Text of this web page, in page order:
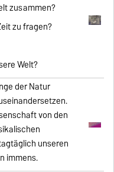
zusammen?
zu fragen?
Welt?
der Natur
von den
unseren
immens.